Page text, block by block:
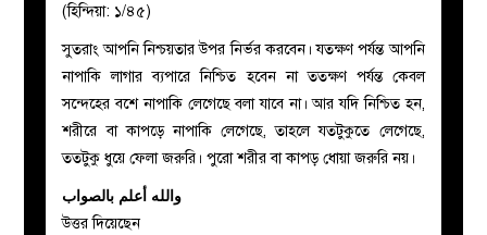
করুন
(হিন্দিয়া: ১/৪৫)
সুতরাং আপনি নিশ্চয়তার উপর নির্ভর করবেন। যতক্ষণ পর্যন্ত আপনি
নাপাকি লাগার ব্যপারে নিশ্চিত হবেন না ততক্ষণ পর্যন্ত কেবল
সন্দেহের বশে নাপাকি লেগেছে বলা যাবে না। আর যদি নিশ্চিত হন,
শরীরে বা কাপড়ে নাপাকি লেগেছে, তাহলে যতটুকুতে লেগেছে,
ততটুকু ধুয়ে ফেলা জরুরি। পুরো শরীর বা কাপড় ধোয়া জরুরি নয়।
والله أعلم بالصواب
উত্তর দিয়েছেন